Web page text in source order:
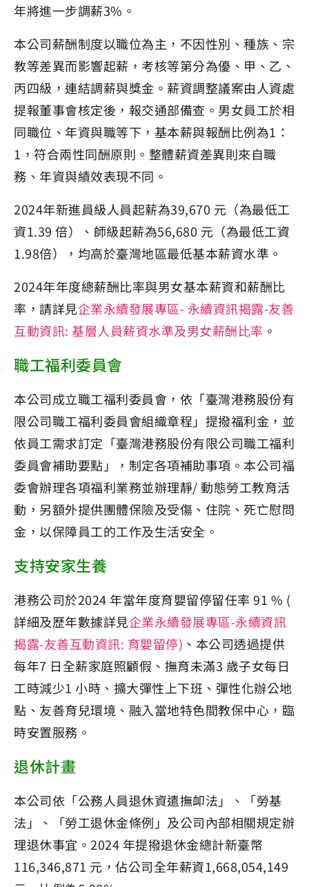
年將進一步調薪3%。
本公司薪酬制度以職位為主，不因性別、種族、宗
教等差異而影響起薪，考核等第分為優、甲、乙、
丙四級，連結調薪與獎金。薪資調整議案由人資處
提報董事會核定後，報交通部備查。男女員工於相
同職位、年資與職等下，基本薪與報酬比例為1：
1，符合兩性同酬原則。整體薪資差異則來自職
務、年資與績效表現不同。
2024年新進員級人員起薪為39,670 元（為最低工
資1.39 倍）、師級起薪為56,680 元（為最低工資
1.98倍），均高於臺灣地區最低基本薪資水準。
2024年年度總薪酬比率與男女基本薪資和薪酬比
率，請詳見企業永續發展專區- 永續資訊揭露-友善
互動資訊: 基層人員薪資水準及男女薪酬比率 。
職工福利委員會
本公司成立職工福利委員會，依「臺灣港務股份有
限公司職工福利委員會組織章程」提撥福利金，並
依員工需求訂定「臺灣港務股份有限公司職工福利
委員會補助要點」，制定各項補助事項。本公司福
委會辦理各項福利業務並辦理靜/ 動態勞工教育活
動，另額外提供團體保險及受傷、住院、死亡慰問
金，以保障員工的工作及生活安全。
支持安家生養
港務公司於2024 年當年度育嬰留停留任率 91 % (
詳細及歷年數據詳見企業永續發展專區-永續資訊
揭露-友善互動資訊: 育嬰留停) 、本公司透過提供
每年7 日全薪家庭照顧假、撫育未滿3 歲子女每日
工時減少1 小時、擴大彈性上下班、彈性化辦公地
點、友善育兒環境、融入當地特色間教保中心，臨
時安置服務。
退休計畫
本公司依「公務人員退休資遣撫卹法」、「勞基
法」、「勞工退休金條例」及公司內部相關規定辦
理退休事宜。2024 年提撥退休金總計新臺幣
116,346,871 元，佔公司全年薪資1,668,054,149